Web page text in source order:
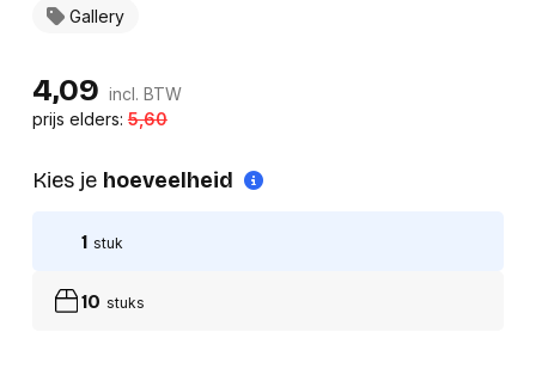
Gallery
4,09 incl. BTW
prijs elders:5,60
Kies je hoeveelheid
1 stuk
10 stuks